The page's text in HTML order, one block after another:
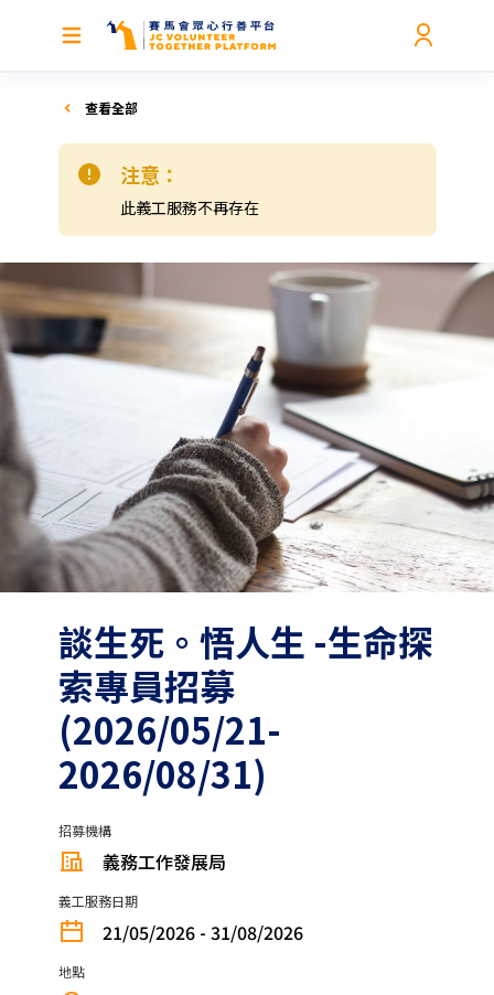
查看全部
注意：
此義工服務不再存在
談生死。悟人生 -生命探
索專員招募
(2026/05/21-
2026/08/31)
招募機構
義務工作發展局
義工服務日期
21/05/2026 - 31/08/2026
地點